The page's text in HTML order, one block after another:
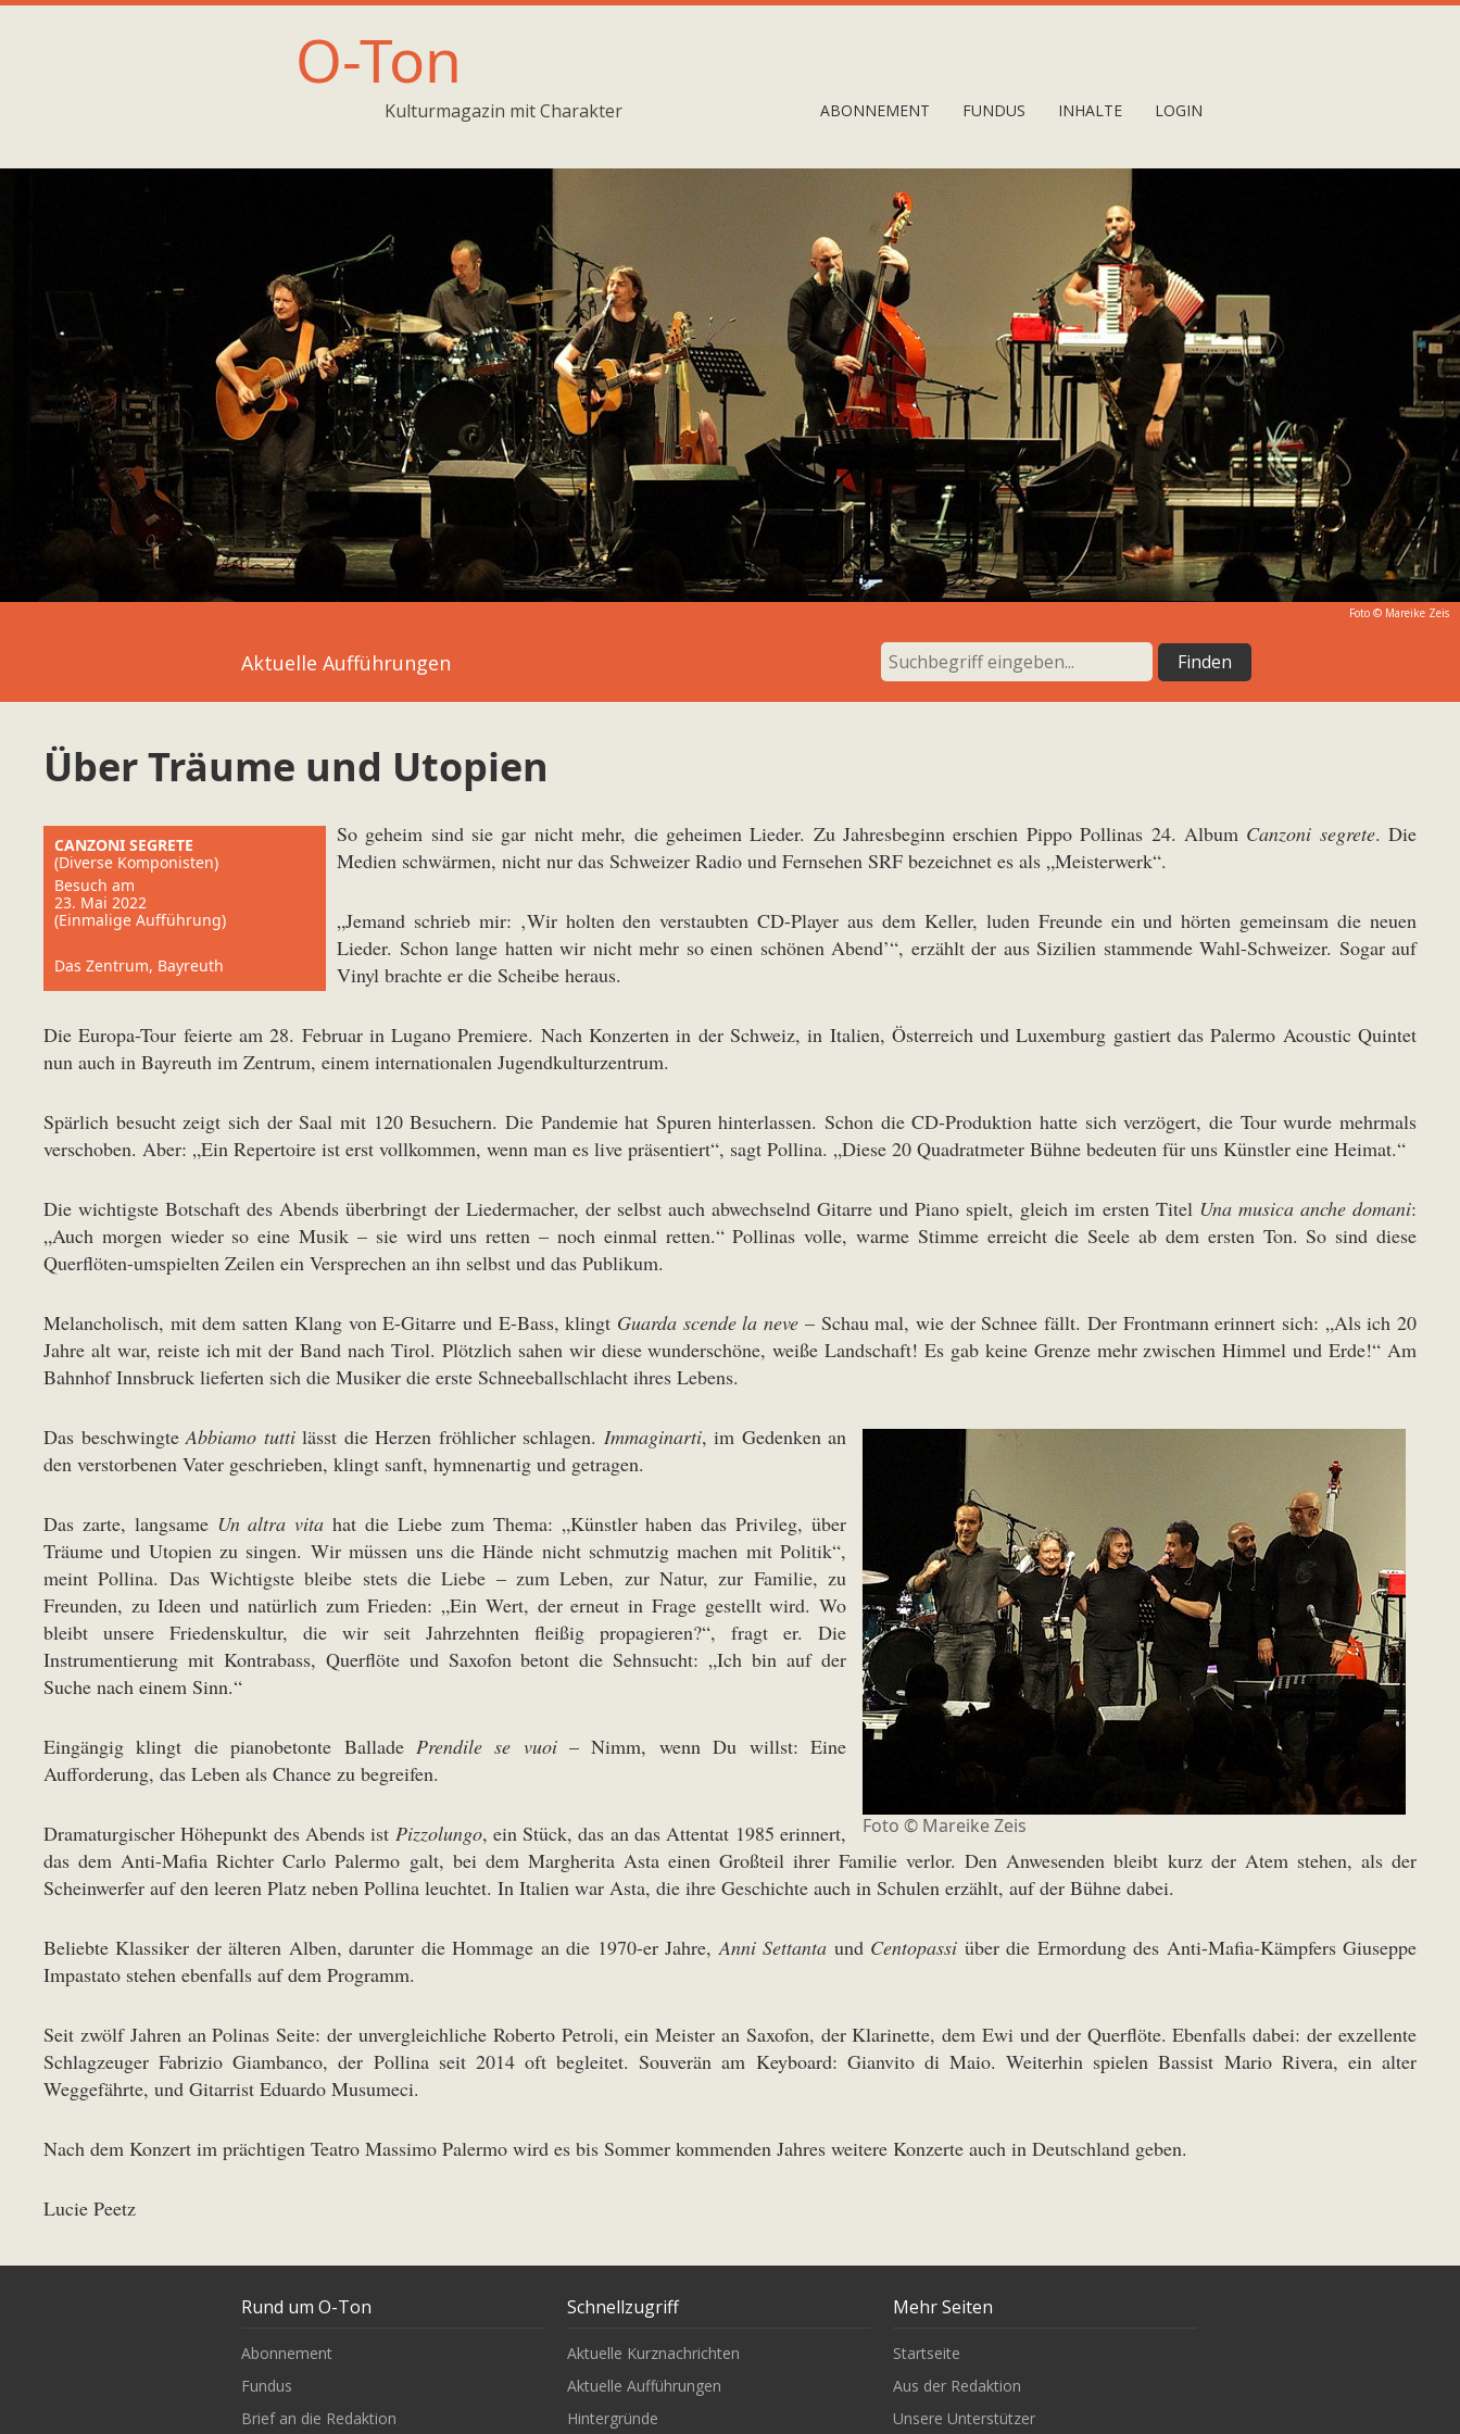
O-Ton
Kulturmagazin mit Charakter ABONNEMENT FUNDUS INHALTE LOGIN
Foto © Mareike Zeis
Aktuelle Aufführungen
Über Träume und Utopien
CANZONI SEGRETE
(Diverse Komponisten)
Besuch am
23. Mai 2022
(Einmalige Aufführung)
Das Zentrum, Bayreuth
So geheim sind sie gar nicht mehr, die geheimen Lieder. Zu Jahresbeginn erschien Pippo Pollinas 24. Album Canzoni segrete. Die
Medien schwärmen, nicht nur das Schweizer Radio und Fernsehen SRF bezeichnet es als „Meisterwerk“.
„Jemand schrieb mir: ‚Wir holten den verstaubten CD-Player aus dem Keller, luden Freunde ein und hörten gemeinsam die neuen
Lieder. Schon lange hatten wir nicht mehr so einen schönen Abend’“, erzählt der aus Sizilien stammende Wahl-Schweizer. Sogar auf
Vinyl brachte er die Scheibe heraus.
Die Europa-Tour feierte am 28. Februar in Lugano Premiere. Nach Konzerten in der Schweiz, in Italien, Österreich und Luxemburg gastiert das Palermo Acoustic Quintet
nun auch in Bayreuth im Zentrum, einem internationalen Jugendkulturzentrum.
Spärlich besucht zeigt sich der Saal mit 120 Besuchern. Die Pandemie hat Spuren hinterlassen. Schon die CD-Produktion hatte sich verzögert, die Tour wurde mehrmals
verschoben. Aber: „Ein Repertoire ist erst vollkommen, wenn man es live präsentiert“, sagt Pollina. „Diese 20 Quadratmeter Bühne bedeuten für uns Künstler eine Heimat.“
Die wichtigste Botschaft des Abends überbringt der Liedermacher, der selbst auch abwechselnd Gitarre und Piano spielt, gleich im ersten Titel Una musica anche domani:
„Auch morgen wieder so eine Musik – sie wird uns retten – noch einmal retten.“ Pollinas volle, warme Stimme erreicht die Seele ab dem ersten Ton. So sind diese
Querflöten-umspielten Zeilen ein Versprechen an ihn selbst und das Publikum.
Melancholisch, mit dem satten Klang von E-Gitarre und E-Bass, klingt Guarda scende la neve – Schau mal, wie der Schnee fällt. Der Frontmann erinnert sich: „Als ich 20
Jahre alt war, reiste ich mit der Band nach Tirol. Plötzlich sahen wir diese wunderschöne, weiße Landschaft! Es gab keine Grenze mehr zwischen Himmel und Erde!“ Am
Bahnhof Innsbruck lieferten sich die Musiker die erste Schneeballschlacht ihres Lebens.
Foto © Mareike Zeis
Das beschwingte Abbiamo tuttilässt die Herzen fröhlicher schlagen. Immaginarti, im Gedenken an
den verstorbenen Vater geschrieben, klingt sanft, hymnenartig und getragen.
Das zarte, langsame Un altra vita hat die Liebe zum Thema: „Künstler haben das Privileg, über
Träume und Utopien zu singen. Wir müssen uns die Hände nicht schmutzig machen mit Politik“,
meint Pollina. Das Wichtigste bleibe stets die Liebe – zum Leben, zur Natur, zur Familie, zu
Freunden, zu Ideen und natürlich zum Frieden: „Ein Wert, der erneut in Frage gestellt wird. Wo
bleibt unsere Friedenskultur, die wir seit Jahrzehnten fleißig propagieren?“, fragt er. Die
Instrumentierung mit Kontrabass, Querflöte und Saxofon betont die Sehnsucht: „Ich bin auf der
Suche nach einem Sinn.“
Eingängig klingt die pianobetonte Ballade Prendile se vuoi– Nimm, wenn Du willst: Eine
Aufforderung, das Leben als Chance zu begreifen.
Dramaturgischer Höhepunkt des Abends ist Pizzolungo, ein Stück, das an das Attentat 1985 erinnert,
das dem Anti-Mafia Richter Carlo Palermo galt, bei dem Margherita Asta einen Großteil ihrer Familie verlor. Den Anwesenden bleibt kurz der Atem stehen, als der
Scheinwerfer auf den leeren Platz neben Pollina leuchtet. In Italien war Asta, die ihre Geschichte auch in Schulen erzählt, auf der Bühne dabei.
Beliebte Klassiker der älteren Alben, darunter die Hommage an die 1970-er Jahre, Anni Settanta und Centopassi über die Ermordung des Anti-Mafia-Kämpfers Giuseppe
Impastato stehen ebenfalls auf dem Programm.
Seit zwölf Jahren an Polinas Seite: der unvergleichliche Roberto Petroli, ein Meister an Saxofon, der Klarinette, dem Ewi und der Querflöte. Ebenfalls dabei: der exzellente
Schlagzeuger Fabrizio Giambanco, der Pollina seit 2014 oft begleitet. Souverän am Keyboard: Gianvito di Maio. Weiterhin spielen Bassist Mario Rivera, ein alter
Weggefährte, und Gitarrist Eduardo Musumeci.
Nach dem Konzert im prächtigen Teatro Massimo Palermo wird es bis Sommer kommenden Jahres weitere Konzerte auch in Deutschland geben.
Lucie Peetz
Rund um O-Ton
Abonnement
Fundus
Brief an die Redaktion
Schnellzugriff
Aktuelle Kurznachrichten
Aktuelle Aufführungen
Hintergründe
Mehr Seiten
Startseite
Aus der Redaktion
Unsere Unterstützer